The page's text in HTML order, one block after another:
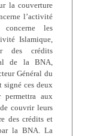
la couverture
l’activité
les
Islamique,
des crédits
de la BNA,
Général du
ces deux
permettra aux
couvrir leurs
des crédits et
la BNA. La